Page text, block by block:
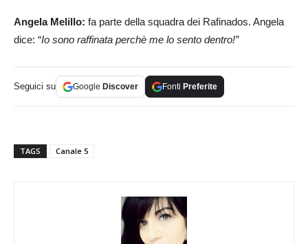
Angela Melillo: fa parte della squadra dei Rafinados. Angela
dice: “Io sono raffinata perchè me lo sento dentro!”
Seguici su Google Discover Fonti Preferite
TAGS Canale 5